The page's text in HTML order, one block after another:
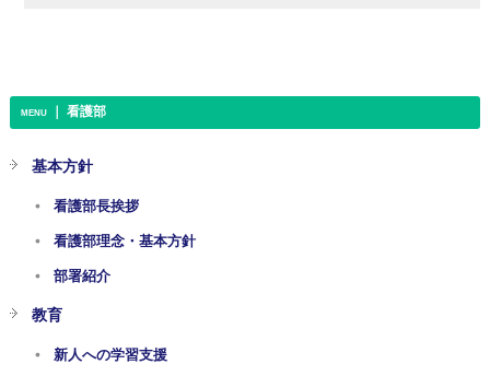
MENU｜ 看護部
基本方針
看護部長挨拶
看護部理念・基本方針
部署紹介
教育
新人への学習支援